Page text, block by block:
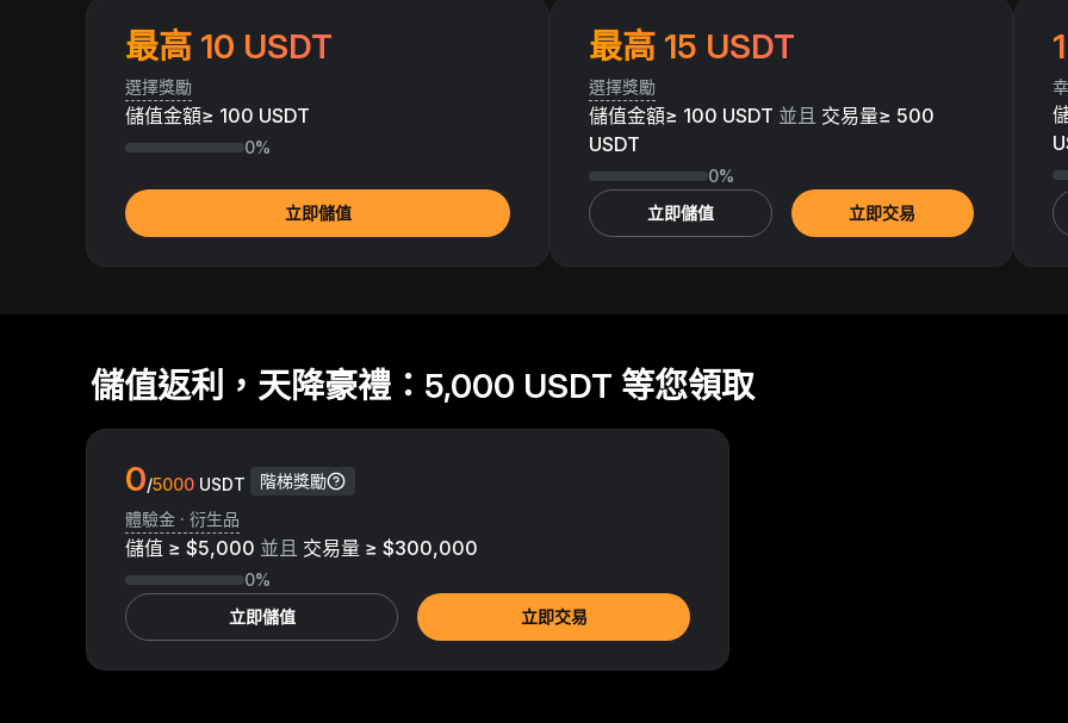
最高 10 USDT
選擇獎勵
儲值金額≥ 100 USDT
0%
立即儲值
最高 15 USDT
選擇獎勵
儲值金額≥ 100 USDT 並且 交易量≥ 500
USDT
0%
立即儲值
立即交易
1
儲值返利，天降豪禮：5,000 USDT 等您領取
0/5000 USDT
階梯獎勵
體驗金 · 衍生品
儲值 ≥ $5,000 並且 交易量 ≥ $300,000
0%
立即儲值
立即交易